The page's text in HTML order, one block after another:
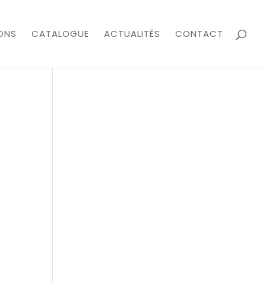
CATALOGUE ACTUALITÉS CONTACT